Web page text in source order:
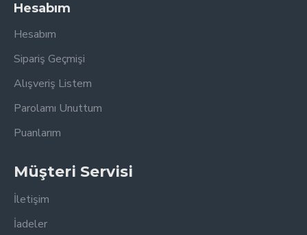
Hesabım
Hesabım
Sipariş Geçmişi
Alışveriş Listem
Parolamı Unuttum
Puanlarım
Müşteri Servisi
İletişim
İadeler